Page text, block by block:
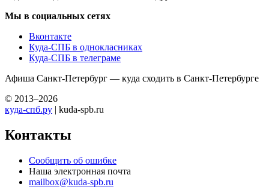
Мы в социальных сетях
Вконтакте
Куда-СПБ в однокласниках
Куда-СПБ в телеграме
Афиша Санкт-Петербург — куда сходить в Санкт-Петербурге
© 2013–2026
куда-спб.ру | kuda-spb.ru
Контакты
Сообщить об ошибке
Наша электронная почта
mailbox@kuda-spb.ru